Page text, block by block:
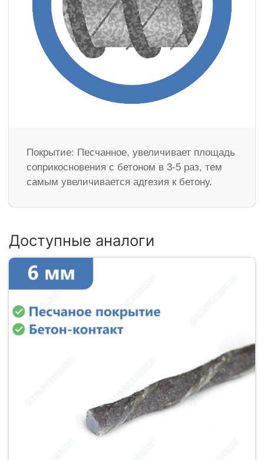
Покрытие: Песчанное, увеличивает площадь
соприкосновения с бетоном в 3-5 раз, тем
самым увеличивается адгезия к бетону.
Доступные аналоги